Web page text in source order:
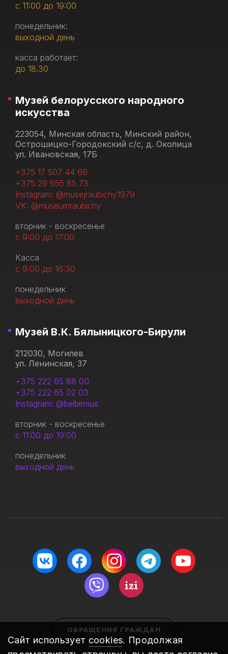
Сайт использует cookies. Продолжая
с 11:00 до 19:00
понедельник:
выходной день
касса работает:
до 18.30
Музей белорусского народного
искусства
223054, Минская область, Минский район,
Острошицко-Городокский с/с, д. Околица
ул. Ивановская, 17Б
+375 17 507 44 69
+375 29 655 85 73
Instagram: @musejraubichy1979
VK: @museumraubichy
вторник - воскресенье
с 9:00 до 17:00
Касса
с 9:00 до 16:30
понедельник
выходной день
Музей В.К. Бялыницкого-Бирули
212030, Могилев
ул. Ленинская, 37
+375 222 65 88 00
+375 222 65 02 03
Instagram: @belbirmus
вторник - воскресенье
с 11:00 до 19:00
понедельник
выходной день
ОБРАЩЕНИЯ ГРАЖДАН